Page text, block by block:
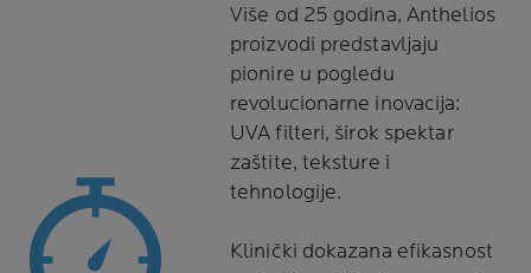
Više od 25 godina, Anthelios
proizvodi predstavljaju
pionire u pogledu
revolucionarne inovacija:
UVA filteri, širok spektar
zaštite, teksture i
tehnologije.
Klinički dokazana efikasnost